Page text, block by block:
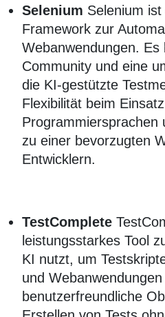
Selenium Selenium
Framework zur
Webanwendungen.
Community und eine
die KI-gestützte
Flexibilität beim
Programmiersprachen
zu einer bevorzugten
Entwicklern.
TestComplete
leistungsstarkes Tool
KI nutzt, um
und
benutzerfreundliche